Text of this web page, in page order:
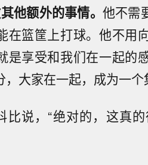
他额外的事情。 他不需
在篮筐上打球。他不用
是享受和我们在一起的
大家在一起，成为一个
比说，“绝对的，这真